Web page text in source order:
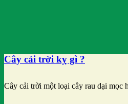
Cây cải trời kỵ gì ?
Cây cải trời một loại cây rau dại mọc